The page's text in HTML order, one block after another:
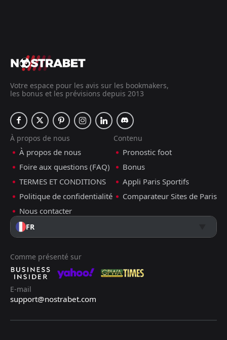
Votre espace pour les avis sur les bookmakers,
les bonus et les prévisions depuis 2013
À propos de nous
À propos de nous
Foire aux questions (FAQ)
TERMES ET CONDITIONS
Politique de confidentialité
Nous contacter
Contenu
Pronostic foot
Bonus
Appli Paris Sportifs
Comparateur Sites de Paris
FR
Comme présenté sur
E-mail
support@nostrabet.com